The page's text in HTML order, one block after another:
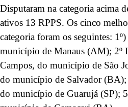
Disputaram na categoria acima
ativos 13 RPPS. Os cinco
categoria foram os seguintes:
município de Manaus (AM); 2º
Campos, do município de São
do município de Salvador (BA);
do município de Guarujá (SP);